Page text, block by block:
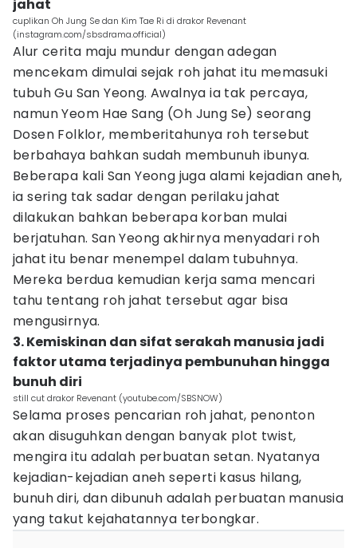
jahat
cuplikan Oh Jung Se dan Kim Tae Ri di drakor Revenant
(instagram.com/sbsdrama.official)
Alur cerita maju mundur dengan adegan
mencekam dimulai sejak roh jahat itu memasuki
tubuh Gu San Yeong. Awalnya ia tak percaya,
namun Yeom Hae Sang (Oh Jung Se) seorang
Dosen Folklor, memberitahunya roh tersebut
berbahaya bahkan sudah membunuh ibunya.
Beberapa kali San Yeong juga alami kejadian aneh,
ia sering tak sadar dengan perilaku jahat
dilakukan bahkan beberapa korban mulai
berjatuhan. San Yeong akhirnya menyadari roh
jahat itu benar menempel dalam tubuhnya.
Mereka berdua kemudian kerja sama mencari
tahu tentang roh jahat tersebut agar bisa
mengusirnya.
3. Kemiskinan dan sifat serakah manusia jadi
faktor utama terjadinya pembunuhan hingga
bunuh diri
still cut drakor Revenant (youtube.com/SBSNOW)
Selama proses pencarian roh jahat, penonton
akan disuguhkan dengan banyak plot twist,
mengira itu adalah perbuatan setan. Nyatanya
kejadian-kejadian aneh seperti kasus hilang,
bunuh diri, dan dibunuh adalah perbuatan manusia
yang takut kejahatannya terbongkar.